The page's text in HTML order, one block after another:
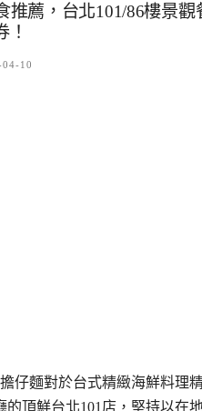
推薦，台北101/86樓景
！
10
仔麵對於台式精緻海鮮料理
的頂鮮台北101店，堅持以在